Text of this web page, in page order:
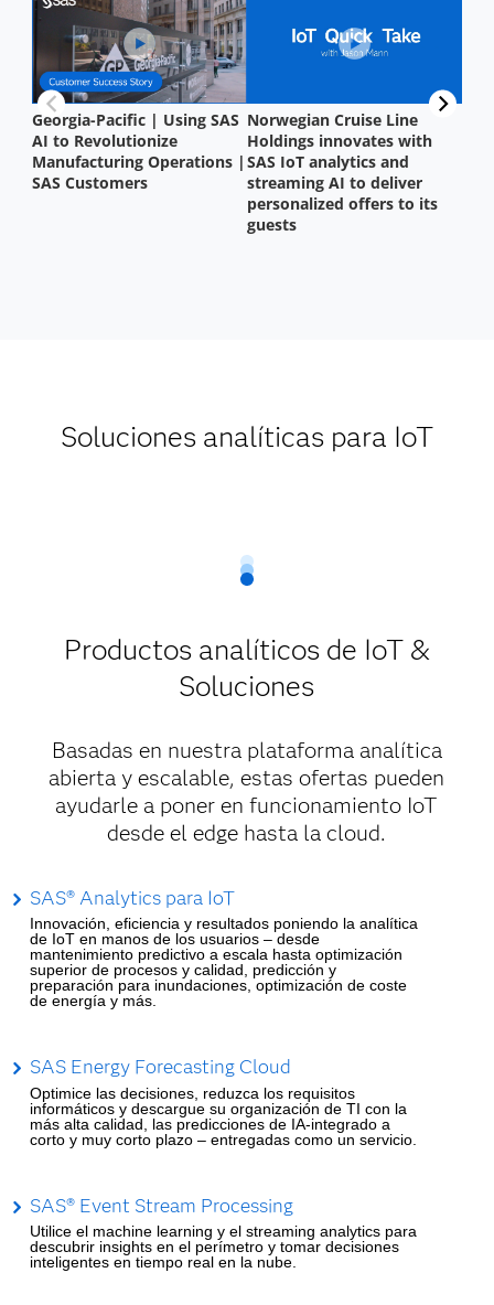
Soluciones analíticas para IoT
Productos analíticos de IoT &
Soluciones
Basadas en nuestra plataforma analítica
abierta y escalable, estas ofertas pueden
ayudarle a poner en funcionamiento IoT
desde el edge hasta la cloud.
SAS® Analytics para IoT
Innovación, eficiencia y resultados poniendo la analítica
de IoT en manos de los usuarios – desde
mantenimiento predictivo a escala hasta optimización
superior de procesos y calidad, predicción y
preparación para inundaciones, optimización de coste
de energía y más.
SAS Energy Forecasting Cloud
Optimice las decisiones, reduzca los requisitos
informáticos y descargue su organización de TI con la
más alta calidad, las predicciones de IA-integrado a
corto y muy corto plazo – entregadas como un servicio.
SAS® Event Stream Processing
Utilice el machine learning y el streaming analytics para
descubrir insights en el perímetro y tomar decisiones
inteligentes en tiempo real en la nube.